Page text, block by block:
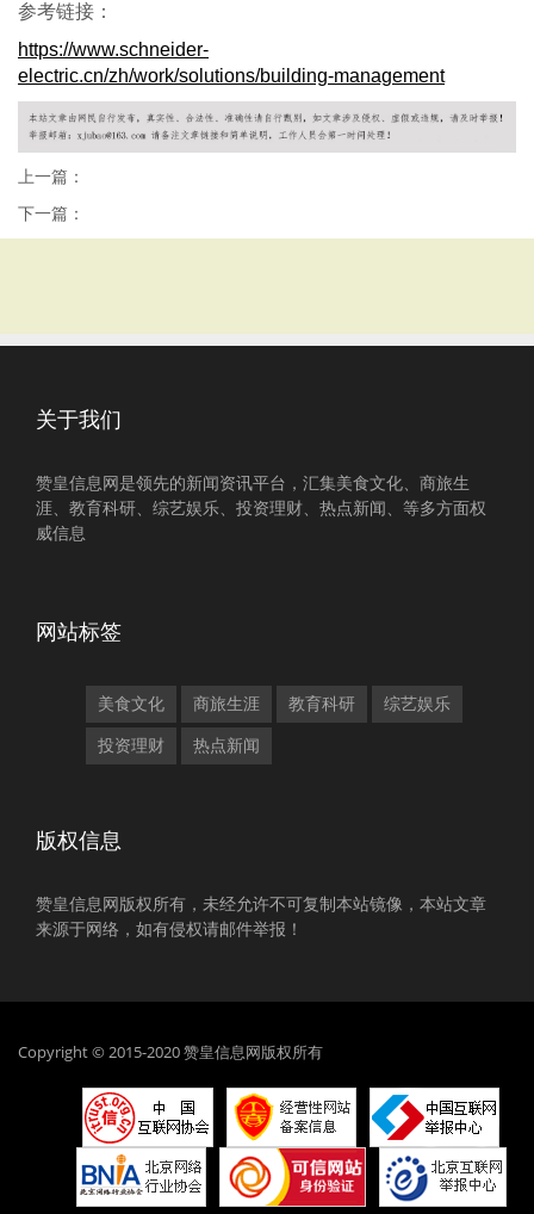
参考链接：
https://www.schneider-
electric.cn/zh/work/solutions/building-management
上一篇：
下一篇：
关于我们
赞皇信息网是领先的新闻资讯平台，汇集美食文化、商旅生
涯、教育科研、综艺娱乐、投资理财、热点新闻、等多方面权
威信息
网站标签
美食文化 商旅生涯 教育科研 综艺娱乐
投资理财 热点新闻
版权信息
赞皇信息网版权所有，未经允许不可复制本站镜像，本站文章
来源于网络，如有侵权请邮件举报！
Copyright © 2015-2020 赞皇信息网版权所有